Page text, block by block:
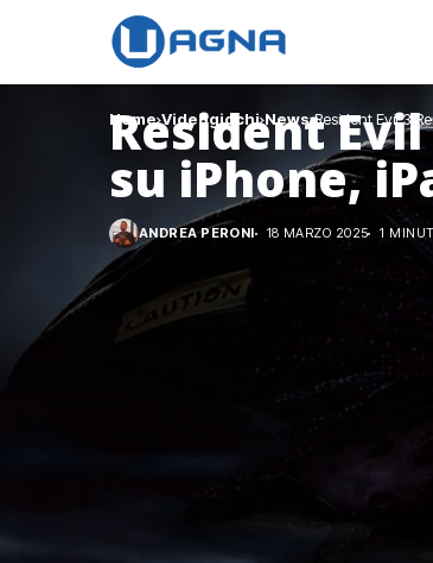
Home Videogiochi News Resident Evil 3
Resident
su iPhone,
ANDREA PERONI 18 MARZO 2025 1